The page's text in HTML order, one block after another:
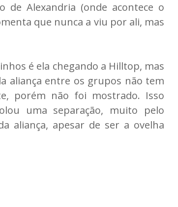
de Alexandria (onde acontece o
que nunca a viu por ali, mas
é ela chegando a Hilltop, mas
aliança entre os grupos não tem
porém não foi mostrado. Isso
uma separação, muito pelo
aliança, apesar de ser a ovelha